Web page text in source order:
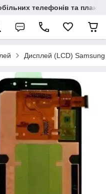
телефонів та
Дисплей (LCD) Samsung